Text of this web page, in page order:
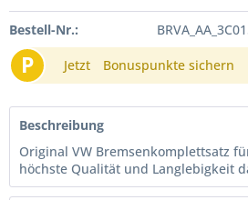
Bestell-Nr.:
P Jetzt Bonuspunkte sichern
Beschreibung
Original VW Bremsenkomplettsatz
höchste Qualität und Langlebigkeit